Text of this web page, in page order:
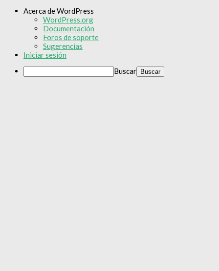
Acerca de WordPress
WordPress.org
Documentación
Foros de soporte
Sugerencias
Iniciar sesión
Buscar